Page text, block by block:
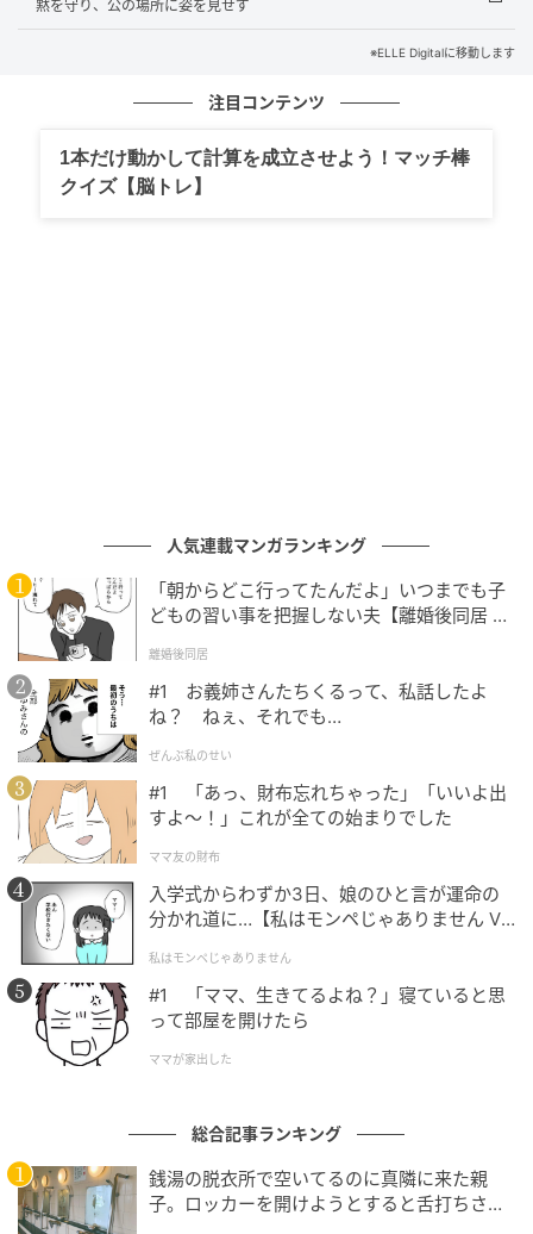
そんな中、夫のエドアルドは王女の元を離れ、アメリ
ン会社「バンダ」のプロモーションや、あるイベント
で講演するためだが、最近出張が激増しているとい
という。「ベアトリスはエドアルドのそばにいたいと
思っているが、エドアルドは仕事と出張にますます集
中しているようだ。ベアトリスが最も彼を必要として
いるときに、離れた場所に行っている」。
エドアルド・マペッリ・モッツィ（Edoardo Mapelli Mozzi）、ベアトリス王
関係者によると、ベアトリス王女は今も父のアンドル
ーを支えたいと考えているという。対するエドアルド
は自分の仕事にアンドルーやセーラの悪評が影響する
黙を守り、公の場所に姿を見せず
※ELLE Digitalに移動します
注目コンテンツ
1本だけ動かして計算を成立させよう！マッチ棒
クイズ【脳トレ】
人気連載マンガランキング
「朝からどこ行ってたんだよ」いつまでも子
どもの習い事を把握しない夫【離婚後同居 Vo
離婚後同居
#1 お義姉さんたちくるって、私話したよ
ね？ ねぇ、それでも…
ぜんぶ私のせい
#1 「あっ、財布忘れちゃった」「いいよ出
すよ〜！」これが全ての始まりでした
ママ友の財布
入学式からわずか3日、娘のひと言が運命の
分かれ道に…【私はモンペじゃありません Vo
私はモンペじゃありません
#1 「ママ、生きてるよね？」寝ていると思
って部屋を開けたら
ママが家出した
総合記事ランキング
銭湯の脱衣所で空いてるのに真隣に来た親
子。ロッカーを開けようとすると舌打ちさ